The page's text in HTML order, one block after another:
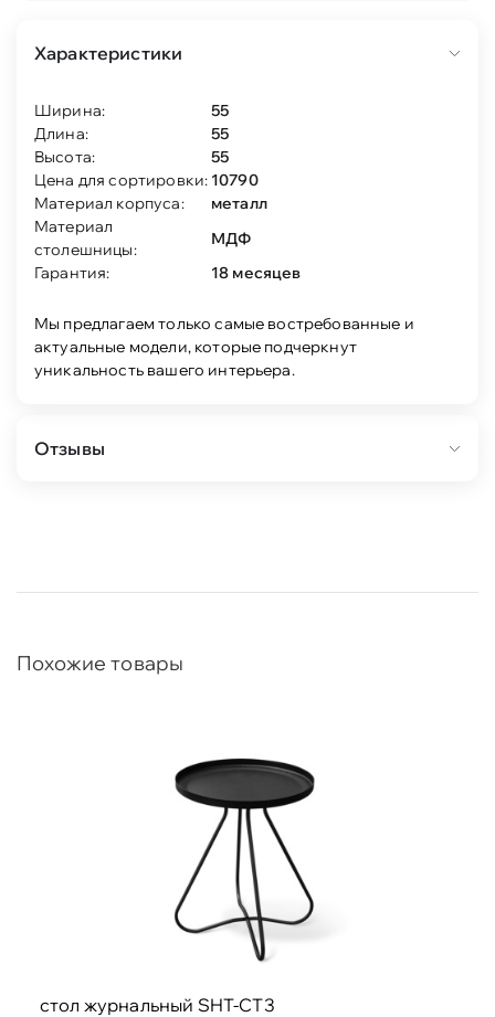
Характеристики
Ширина:
55
Длина:
55
Высота:
55
Цена для сортировки: 10790
Материал корпуса:
металл
Материал
столешницы:
МДФ
Гарантия:
18 месяцев
Мы предлагаем только самые востребованные и
актуальные модели, которые подчеркнут
уникальность вашего интерьера.
Отзывы
Похожие товары
стол журнальный SHT-CT3